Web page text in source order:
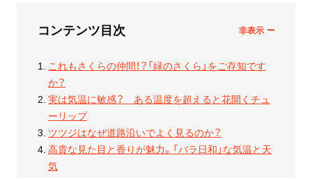
コンテンツ目次
これもさくらの仲間！？「緑のさくら」をご存知です
か？
実は気温に敏感？ ある温度を超えると花開くチュ
ーリップ
ツツジはなぜ道路沿いでよく見るのか？
高貴な見た目と香りが魅力。「バラ日和」な気温と天
気